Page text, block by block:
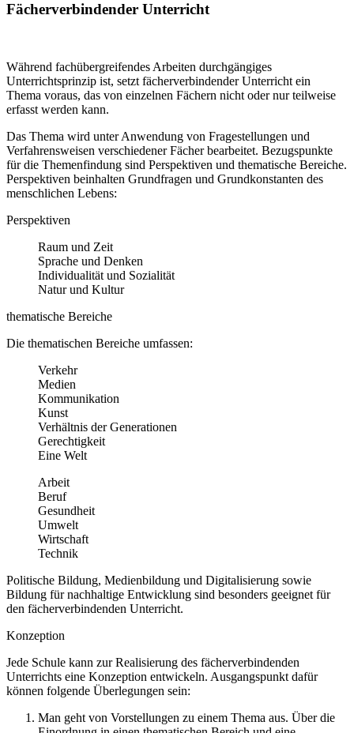
Fächerverbindender Unterricht
Während fachübergreifendes Arbeiten durchgängiges
Unterrichtsprinzip ist, setzt fächerverbindender Unterricht ein
Thema voraus, das von einzelnen Fächern nicht oder nur teilweise
erfasst werden kann.
Das Thema wird unter Anwendung von Fragestellungen und
Verfahrensweisen verschiedener Fächer bearbeitet. Bezugspunkte
für die Themenfindung sind Perspektiven und thematische Bereiche.
Perspektiven beinhalten Grundfragen und Grundkonstanten des
menschlichen Lebens:
Perspektiven
Raum und Zeit
Sprache und Denken
Individualität und Sozialität
Natur und Kultur
thematische Bereiche
Die thematischen Bereiche umfassen:
Verkehr
Medien
Kommunikation
Kunst
Verhältnis der Generationen
Gerechtigkeit
Eine Welt
Arbeit
Beruf
Gesundheit
Umwelt
Wirtschaft
Technik
Politische Bildung, Medienbildung und Digitalisierung sowie
Bildung für nachhaltige Entwicklung sind besonders geeignet für
den fächerverbindenden Unterricht.
Konzeption
Jede Schule kann zur Realisierung des fächerverbindenden
Unterrichts eine Konzeption entwickeln. Ausgangspunkt dafür
können folgende Überlegungen sein:
Man geht von Vorstellungen zu einem Thema aus. Über die